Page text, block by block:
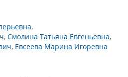
Смолина Татьяна Евгеньевна
Евсеева Марина Игоревна